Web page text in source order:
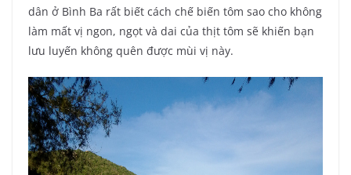
dân ở Bình Ba rất biết cách chế biến tôm sao cho không
làm mất vị ngon, ngọt và dai của thịt tôm sẽ khiến bạn
lưu luyến không quên được mùi vị này.